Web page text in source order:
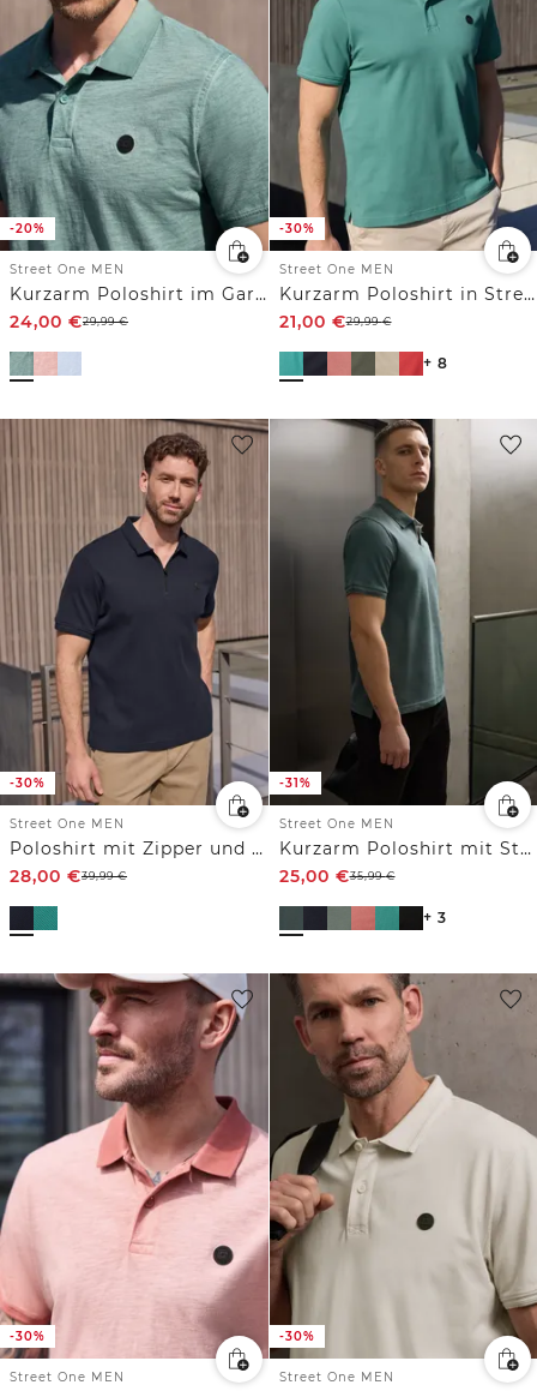
-20%
Street One MEN
Kurzarm Poloshirt im Garment Dye Look
24,00 €29,99€
-30%
Street One MEN
Kurzarm Poloshirt in Stretchqualität
21,00 €29,99€
+ 8
-30%
Street One MEN
Poloshirt mit Zipper und Struktur
28,00 €39,99€
-31%
Street One MEN
Kurzarm Poloshirt mit Struktur
25,00 €35,99€
+ 3
-30%
Street One MEN
-30%
Street One MEN